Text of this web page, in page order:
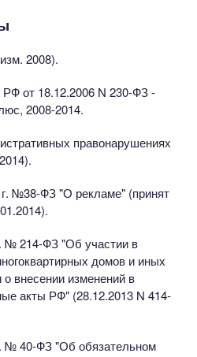
2008).
от 18.12.2006 N 230-ФЗ -
2008-2014.
правонарушениях
№38-ФЗ "О рекламе" (принят
№ 214-ФЗ "Об участии в
домов и иных
внесении изменений в
акты РФ" (28.12.2013 N 414-
№ 40-ФЗ "Об обязательном